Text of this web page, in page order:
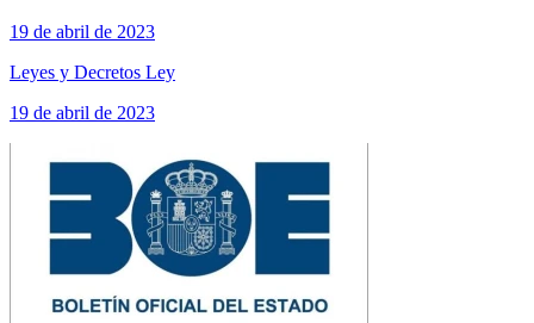
19 de abril de 2023
Leyes y Decretos Ley
19 de abril de 2023